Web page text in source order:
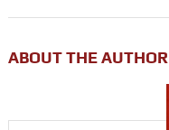
ABOUT THE AUTHOR